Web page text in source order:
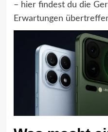
– hier findest du die
Erwartungen